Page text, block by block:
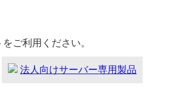
ご利用ください。
法人向けサーバー専用製品